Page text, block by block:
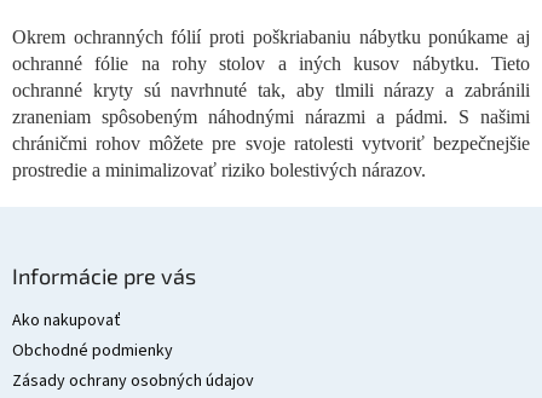
k
y
v
ý
p
i
s
Okrem ochranných fólií proti poškriabaniu nábytku ponúkame aj
ochranné fólie na rohy stolov a iných kusov nábytku. Tieto
ochranné kryty sú navrhnuté tak, aby tlmili nárazy a zabránili
zraneniam spôsobeným náhodnými nárazmi a pádmi. S našimi
chráničmi rohov môžete pre svoje ratolesti vytvoriť bezpečnejšie
prostredie a minimalizovať riziko bolestivých nárazov.
Informácie pre vás
Ako nakupovať
Obchodné podmienky
Zásady ochrany osobných údajov